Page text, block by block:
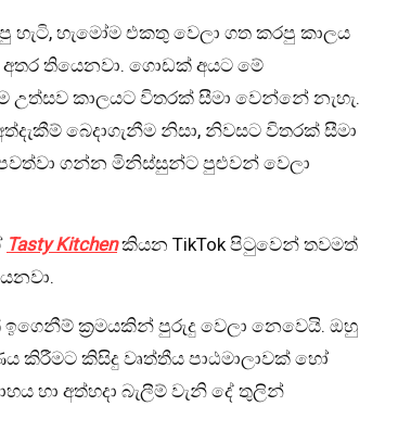
හැටි, හැමෝම එකතු වෙලා ගත කරපු කාලය
තියෙනවා. ගොඩක් අයට මේ
උත්සව කාලයට විතරක් සීමා වෙන්නේ නැහැ.
බෙදාගැනීම නිසා, නිවසට විතරක් සීමා
ගන්න මිනිස්සුන්ට පුළුවන් වෙලා
Tasty Kitchenකියන TikTok පිටුවෙන් තවමත්
ක්‍රමයකින් පුරුදු වෙලා නෙවෙයි. ඔහු
කිරීමට කිසිදු වෘත්තීය පාඨමාලාවක් හෝ
හා අත්හදා බැලීම් වැනි දේ තුලින්